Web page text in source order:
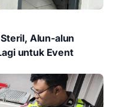
Alun-alun
untuk Event